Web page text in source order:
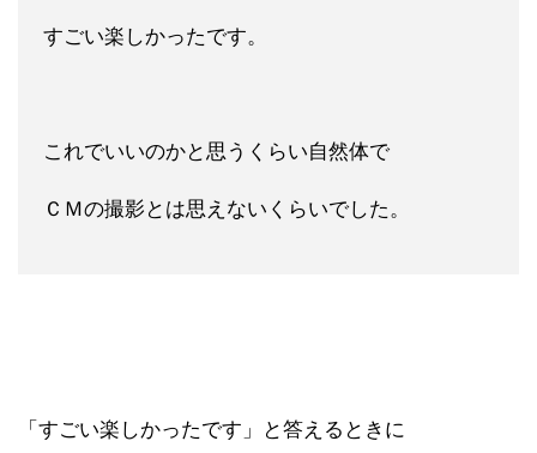
すごい楽しかったです。
これでいいのかと思うくらい自然体で
ＣＭの撮影とは思えないくらいでした。
「すごい楽しかったです」と答えるときに